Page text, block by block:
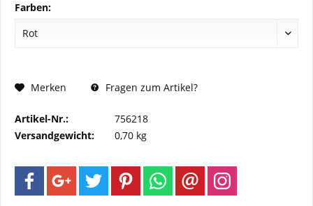
Farben:
Merken Fragen zum Artikel?
Artikel-Nr.:
756218
Versandgewicht:
0,70 kg